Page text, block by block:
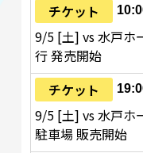
チケット
9/5 [土] vs 水戸ホ
行 発売開始
チケット
9/5 [土] vs 水戸ホ
駐車場 販売開始